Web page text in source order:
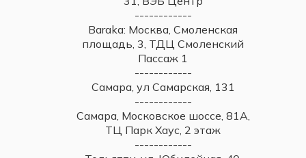
------------
Baraka: Москва, Смоленская
площадь, 3, ТДЦ Смоленский
Пассаж 1
------------
Самара, ул Самарская, 131
------------
Самара, Московское шоссе, 81А,
ТЦ Парк Хаус, 2 этаж
------------